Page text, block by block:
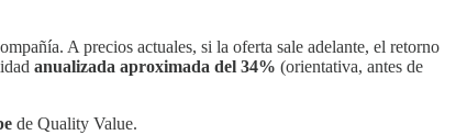
A precios actuales, si la oferta sale adelante, el retorno
anualizada aproximada del 34% (orientativa, antes de
de Quality Value.